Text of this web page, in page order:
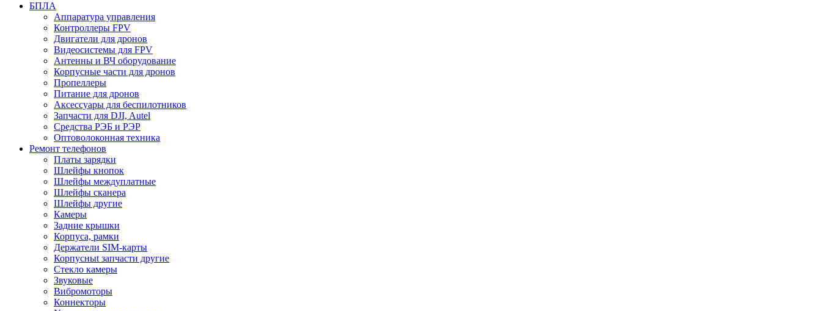
БПЛА
Аппаратура управления
Контроллеры FPV
Двигатели для дронов
Видеосистемы для FPV
Антенны и ВЧ оборудование
Корпусные части для дронов
Пропеллеры
Питание для дронов
Аксессуары для беспилотников
Запчасти для DJI, Autel
Средства РЭБ и РЭР
Оптоволоконная техника
Ремонт телефонов
Платы зарядки
Шлейфы кнопок
Шлейфы междуплатные
Шлейфы сканера
Шлейфы другие
Камеры
Задние крышки
Корпуса, рамки
Держатели SIM-карты
Корпусныt запчасти другие
Стекло камеры
Звуковые
Вибромоторы
Коннекторы